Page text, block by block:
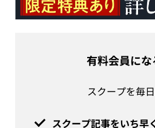
有料会員に
スクープを毎
スクープ記事をいち早